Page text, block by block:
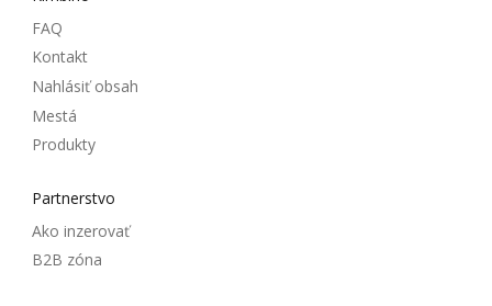
FAQ
Kontakt
Nahlásiť obsah
Mestá
Produkty
Partnerstvo
Ako inzerovať
B2B zóna